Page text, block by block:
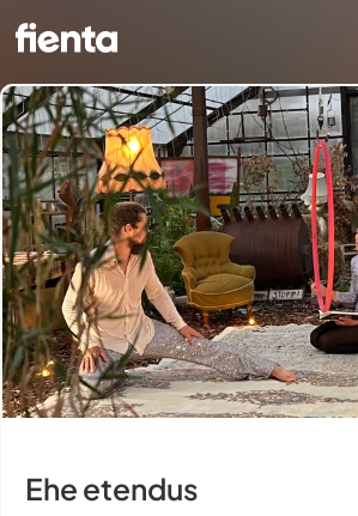
Ehe etendus